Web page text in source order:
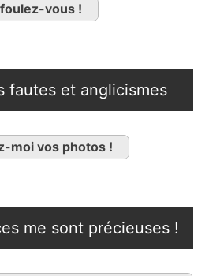
vous !
fautes et anglicismes
moi vos photos !
me sont précieuses !